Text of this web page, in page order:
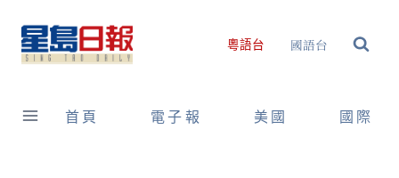
content
粵語台 國語台
首頁 電子報 美國 國際